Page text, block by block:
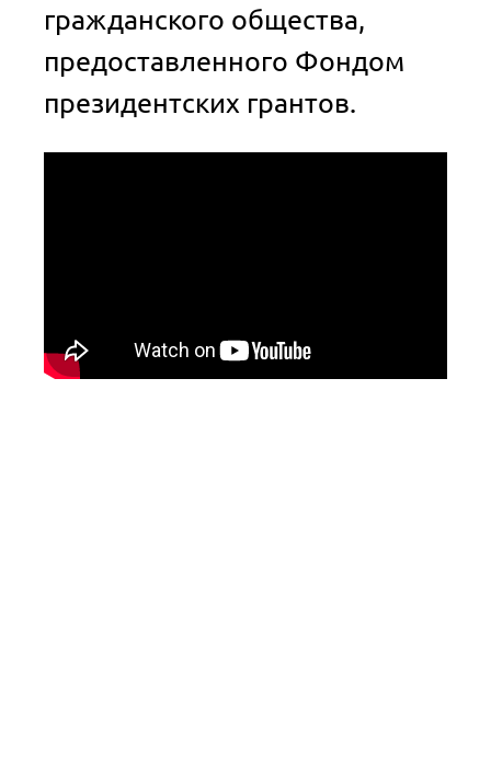
гражданского общества,
предоставленного Фондом
президентских грантов.